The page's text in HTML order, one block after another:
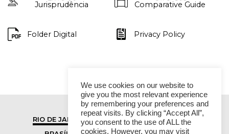
Jurisprudência Comparative Guide
Folder Digital Privacy Policy
RIO DE JANEIRO
SÃO PAULO
We use cookies on our website to
give you the most relevant experience
by remembering your preferences and
repeat visits. By clicking “Accept All”,
you consent to the use of ALL the
cookies. However, you may visit